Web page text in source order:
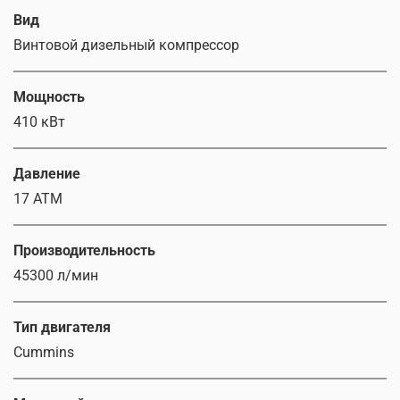
Вид
Винтовой дизельный компрессор
Мощность
410 кВт
Давление
17 АТМ
Производительность
45300 л/мин
Тип двигателя
Cummins